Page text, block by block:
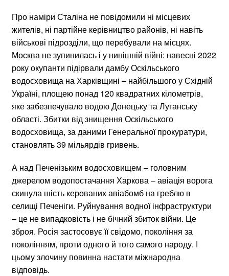
Про наміри Сталіна не повідомили ні місцевих
жителів, ні партійне керівництво районів, ні навіть
військові підрозділи, що перебували на місцях.
Москва не зупинилась і у нинішній війні: навесні 2022
року окупанти підірвали дамбу Оскільського
водосховища на Харківщині – найбільшого у Східній
Україні, площею понад 120 квадратних кілометрів,
яке забезпечувало водою Донецьку та Луганську
області. Збитки від знищення Оскільського
водосховища, за даними Генеральної прокуратури,
становлять 39 мільярдів гривень.
А над Печенізьким водосховищем – головним
джерелом водопостачання Харкова – авіація ворога
скинула шість керованих авіабомб на греблю в
селищі Печеніги. Руйнування водної інфраструктури
– це не випадковість і не бічний збиток війни. Це
зброя. Росія застосовує її свідомо, покоління за
поколінням, проти одного й того самого народу. І
цьому злочину повинна настати міжнародна
відповідь.